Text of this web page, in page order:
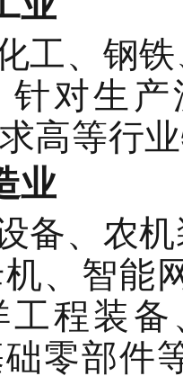
工、钢
针对生
高等行
业
备、 农
、 智能
工程装
零部件